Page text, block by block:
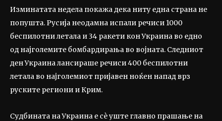
Изминатата недела покажа дека ниту една страна не
попушта. Русија неодамна испали речиси 1000
беспилотни летала и 34 ракети кон Украина во едно
од најголемите бомбардирања во војната. Следниот
ден Украина лансираше речиси 400 беспилотни
летала во најголемиот пријавен ноќен напад врз
руските региони и Крим.
Судбината на Украина е сè уште главно прашање на